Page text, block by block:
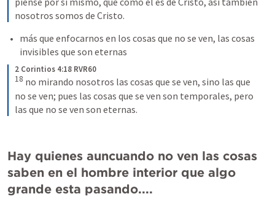
nosotros somos de Cristo.
más que enfocarnos en los cosas que no se ven, las cosas
invisibles que son eternas
2 Corintios 4:18 RVR60
18 no mirando nosotros las cosas que se ven, sino las que
no se ven; pues las cosas que se ven son temporales, pero
las que no se ven son eternas.
Hay quienes auncuando no ven las cosas
saben en el hombre interior que algo
grande esta pasando....